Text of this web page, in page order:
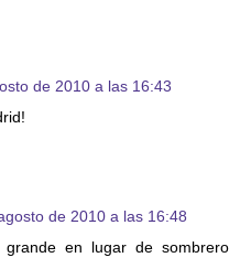
de 2010 a las 16:43
de 2010 a las 16:48
en lugar de sombrero